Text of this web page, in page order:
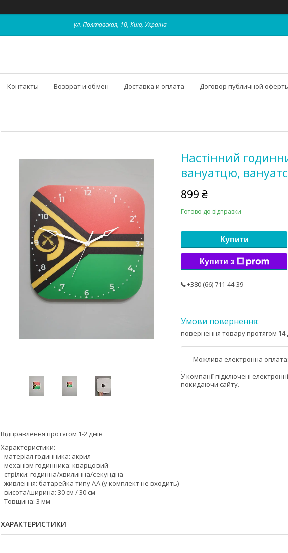
ул. Полтавская, 10, Київ, Україна
Контакты Возврат и обмен Доставка и оплата Договор публичной
Настінний
вануатцю,
899 ₴
Готово до відправки
Купити
Купити з
+380 (66) 711-44-39
повернення товару протягом 14
У компанії підключені
покидаючи сайту.
Відправлення протягом 1-2 днів
Характеристики:
- матеріал годинника: акрил
- механізм годинника: кварцовий
- стрілки: годинна/хвилинна/секундна
- живлення: батарейка типу АА (у комплект не входить)
- висота/ширина: 30 см / 30 см
- Товщина: 3 мм
ХАРАКТЕРИСТИКИ